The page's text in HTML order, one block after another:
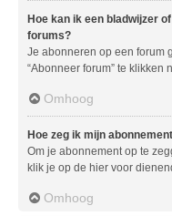
Hoe kan ik een bladwijzer
forums?
Je abonneren op een forum
“Abonneer forum” te klikken
Omhoog
Hoe zeg ik mijn
Om je abonnement op te
klik je op de hier voor
Omhoog